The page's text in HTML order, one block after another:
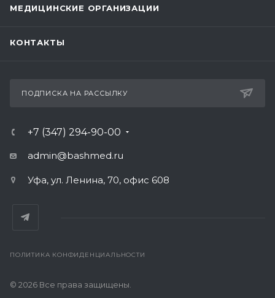
МЕДИЦИНСКИЕ ОРГАНИЗАЦИИ
КОНТАКТЫ
ПОДПИСКА НА РАССЫЛКУ
+7 (347) 294-90-00
admin@bashmed.ru
Уфа, ул. Ленина, 70, офис 608
ПОЛИТИКА КОНФИДЕНЦИАЛЬНОСТИ
© 2026 Все права защищены.